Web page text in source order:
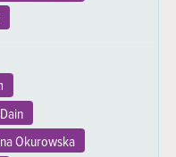
Okurowska